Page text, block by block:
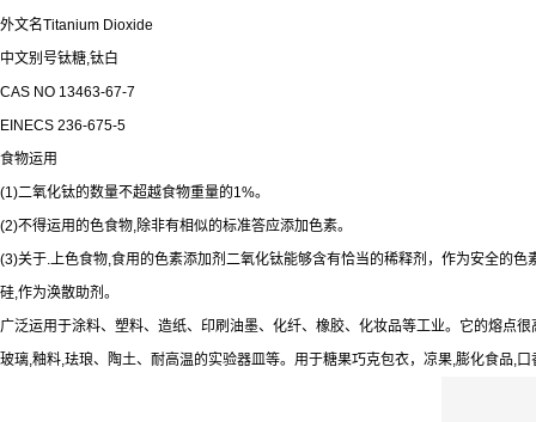
外文名Titanium Dioxide
中文别号钛糖,钛白
CAS NO 13463-67-7
EINECS 236-675-5
食物运用
(1)二氧化钛的数量不超越食物重量的1%。
(2)不得运用的色食物,除非有相似的标准答应添加色素。
(3)关于.上色食物,食用的色素添加剂二氧化钛能够含有恰当的稀释剂，作为安全的色
硅,作为涣散助剂。
广泛运用于涂料、塑料、造纸、印刷油墨、化纤、橡胶、化妆品等工业。它的熔点
玻璃,釉料,珐琅、陶土、耐高温的实验器皿等。用于糖果巧克包衣，凉果,膨化食品,